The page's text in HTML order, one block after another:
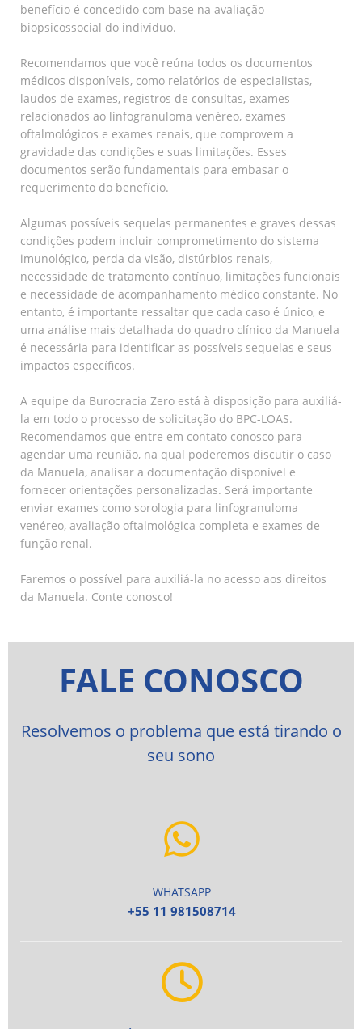
benefício é concedido com base na avaliação
biopsicossocial do indivíduo.
Recomendamos que você reúna todos os documentos
médicos disponíveis, como relatórios de especialistas,
laudos de exames, registros de consultas, exames
relacionados ao linfogranuloma venéreo, exames
oftalmológicos e exames renais, que comprovem a
gravidade das condições e suas limitações. Esses
documentos serão fundamentais para embasar o
requerimento do benefício.
Algumas possíveis sequelas permanentes e graves dessas
condições podem incluir comprometimento do sistema
imunológico, perda da visão, distúrbios renais,
necessidade de tratamento contínuo, limitações funcionais
e necessidade de acompanhamento médico constante. No
entanto, é importante ressaltar que cada caso é único, e
uma análise mais detalhada do quadro clínico da Manuela
é necessária para identificar as possíveis sequelas e seus
impactos específicos.
A equipe da Burocracia Zero está à disposição para auxiliá-
la em todo o processo de solicitação do BPC-LOAS.
Recomendamos que entre em contato conosco para
agendar uma reunião, na qual poderemos discutir o caso
da Manuela, analisar a documentação disponível e
fornecer orientações personalizadas. Será importante
enviar exames como sorologia para linfogranuloma
venéreo, avaliação oftalmológica completa e exames de
função renal.
Faremos o possível para auxiliá-la no acesso aos direitos
da Manuela. Conte conosco!
FALE CONOSCO
Resolvemos o problema que está tirando o
seu sono
WHATSAPP
+55 11 981508714